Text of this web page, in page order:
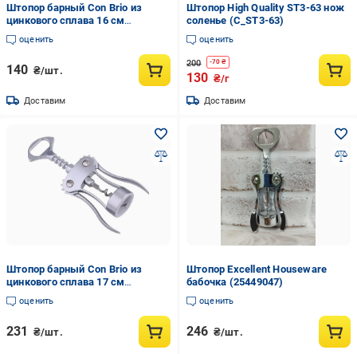
Штопор барный Con Brio из
цинкового сплава 16 см
(aba62922)
оценить
140 ₴/шт.
Доставим
Штопор High Quality ST3-63 нож
соленье (C_ST3-63)
оценить
200 -70 ₴
130 ₴/г
Доставим
Штопор барный Con Brio из
цинкового сплава 17 см
(4bb5830f)
оценить
231 ₴/шт.
Штопор Excellent Houseware
бабочка (25449047)
оценить
246 ₴/шт.